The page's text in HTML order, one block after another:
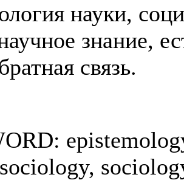
науки,
знание,
связь.